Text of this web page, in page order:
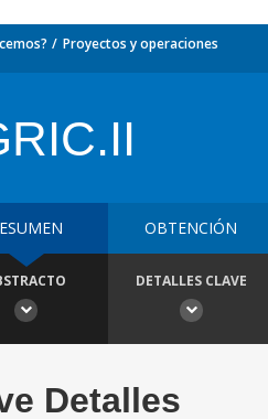
Proyectos y operaciones
OBTENCIÓN
DETALLES CLAVE
Detalles